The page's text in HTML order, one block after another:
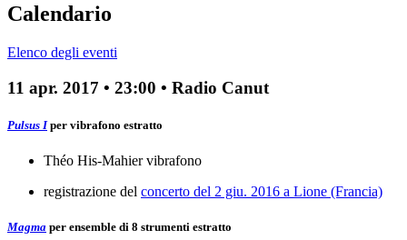
Calendario
Elenco degli eventi
11 apr. 2017 • 23:00 • Radio Canut
Pulsus I per vibrafono estratto
Théo His-Mahiervibrafono
registrazione del concerto del 2 giu. 2016 a Lione (Francia)
Magma per ensemble di 8 strumenti estratto